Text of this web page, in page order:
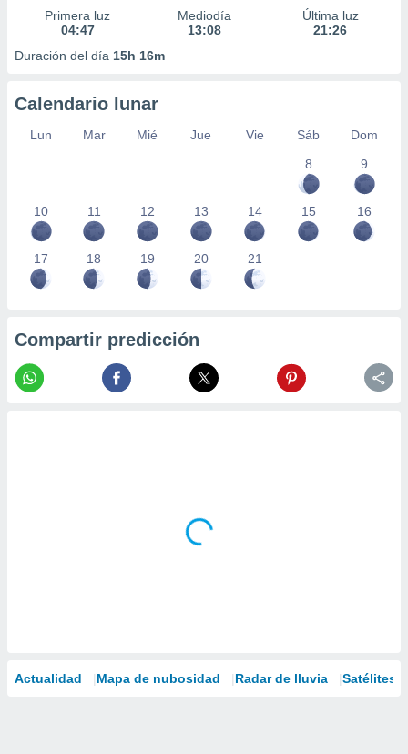
Primera luz
04:47
Mediodía
13:08
Última luz
21:26
Duración del día 15h 16m
Calendario lunar
Lun Mar Mié Jue Vie Sáb
Dom
8
9
10 11 12 13 14 15 16
17 18 19 20 21
Compartir predicción
Actualidad Mapa de nubosidad Radar de lluvia Satélites